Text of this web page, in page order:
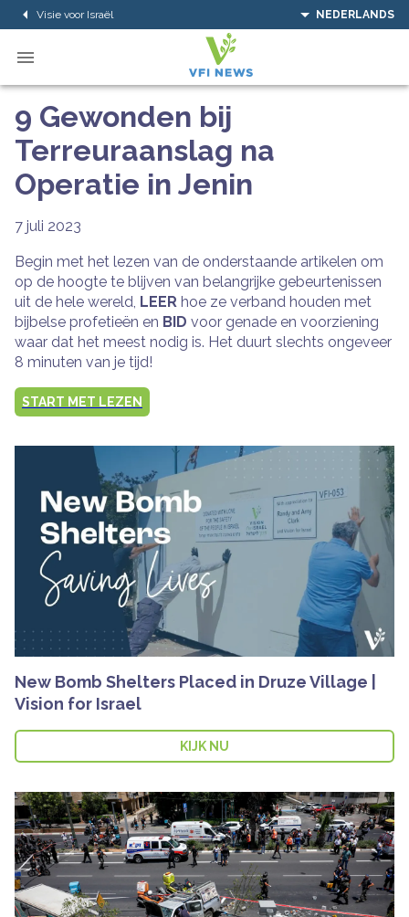
Visie voor Israël NEDERLANDS
9 Gewonden bij
Terreuraanslag na
Operatie in Jenin
7 juli 2023
Begin met het lezen van de onderstaande artikelen om
op de hoogte te blijven van belangrijke gebeurtenissen
uit de hele wereld, LEER hoe ze verband houden met
bijbelse profetieën en BID voor genade en voorziening
waar dat het meest nodig is. Het duurt slechts ongeveer
8 minuten van je tijd!
START MET LEZEN
New Bomb Shelters Placed in Druze Village |
Vision for Israel
KIJK NU